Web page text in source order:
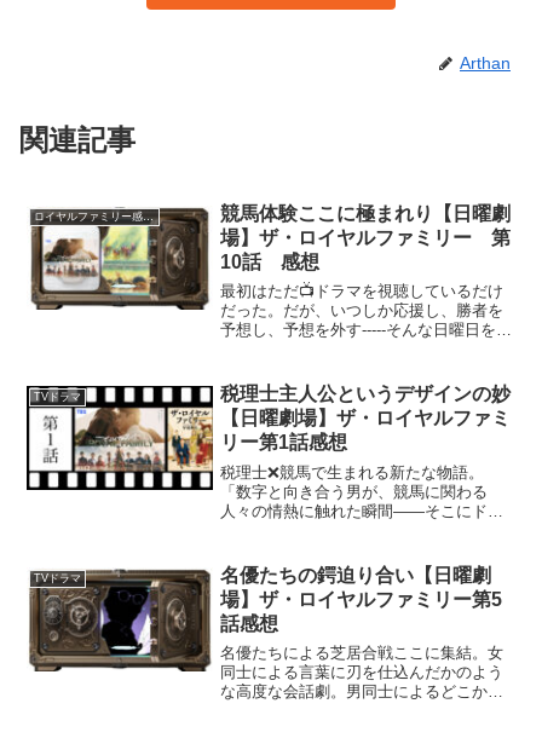
Arthan
関連記事
ロイヤルファミリー感想集
競馬体験ここに極まれり【日曜劇
場】ザ・ロイヤルファミリー 第
10話 感想
最初はただ📺ドラマを視聴しているだけ
だった。だが、いつしか応援し、勝者を
予想し、予想を外す-----そんな日曜日を体
場『ザ・ロイヤルファミリー』第10話
「ファンファーレ」の感想プレゼン。
TVドラマ
税理士主人公というデザインの妙
【日曜劇場】ザ・ロイヤルファミ
リー第1話感想
税理士❌競馬で生まれる新たな物語。
「数字と向き合う男が、競馬に関わる
人々の情熱に触れた瞬間——そこにドラ
TVドラマ
名優たちの鍔迫り合い【日曜劇
場】ザ・ロイヤルファミリー第5
話感想
名優たちによる芝居合戦ここに集結。女
同士による言葉に刃を仕込んだかのよう
な高度な会話劇。男同士によるどこか幼